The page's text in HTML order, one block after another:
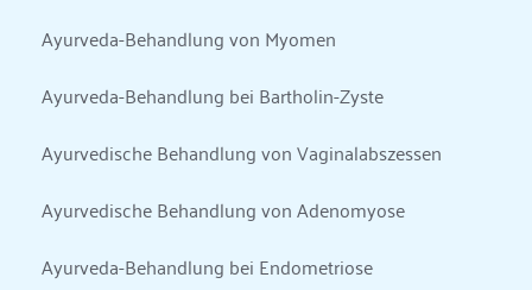
Ayurveda-Behandlung von Myomen
Ayurveda-Behandlung bei Bartholin-Zyste
Ayurvedische Behandlung von Vaginalabszessen
Ayurvedische Behandlung von Adenomyose
Ayurveda-Behandlung bei Endometriose